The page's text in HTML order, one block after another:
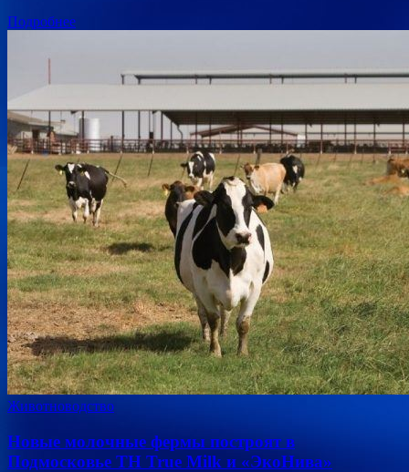
Подробнее
Животноводство
Новые молочные фермы построят в
Подмосковье TH True Milk и «ЭкоНива»